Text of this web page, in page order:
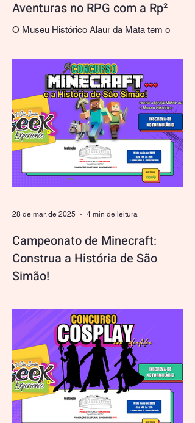
Aventuras no RPG com a Rp²
O Museu Histórico Alaur da Mata tem o
transcendem o tempo e o espaço, e o 1º
São Simão Geek...
Campeonato de Minecraft:
Construa a História de São
Simão!
criatividade e preservação histórica! Como
parte do 1º São Simão Geek Experience ,
convidamos todos os...
28 de mar. de 2025 4 min de leitura